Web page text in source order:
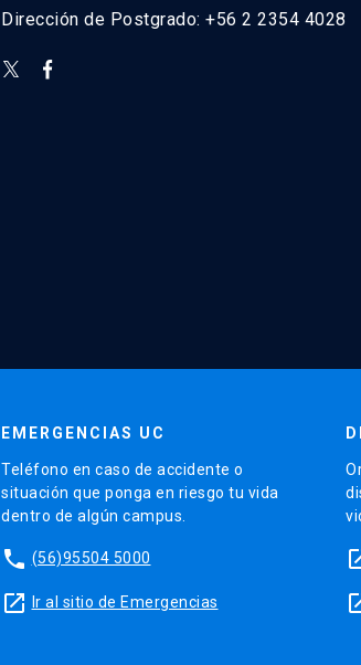
Dirección de Postgrado: +56 2 2354 4028
EMERGENCIAS UC
Teléfono en caso de accidente o
situación que ponga en riesgo tu vida
dentro de algún campus.
phone (56)95504 5000
launch Ir al sitio de Emergencias